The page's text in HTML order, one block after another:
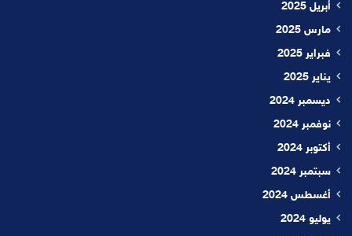
أبريل 2025
مارس 2025
فبراير 2025
يناير 2025
ديسمبر 2024
نوفمبر 2024
أكتوبر 2024
سبتمبر 2024
أغسطس 2024
يوليو 2024